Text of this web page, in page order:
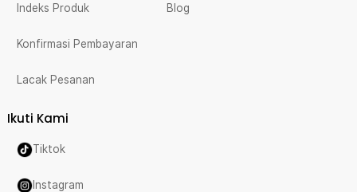
Indeks Produk
Konfirmasi Pembayaran
Lacak Pesanan
Blog
Ikuti Kami
Tiktok
Instagram